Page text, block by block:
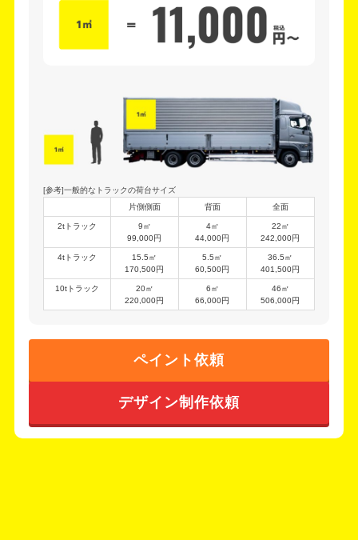
[参考]一般的なトラックの荷台サイズ
片側側面
背面 全面
2tトラック
9㎡
99,000円
4㎡
44,000円
22㎡
242,000円
4tトラック
15.5㎡
170,500円
5.5㎡
60,500円
36.5㎡
401,500円
10tトラック
20㎡
220,000円
6㎡
66,000円
46㎡
506,000円
ペイント依頼
デザイン制作依頼